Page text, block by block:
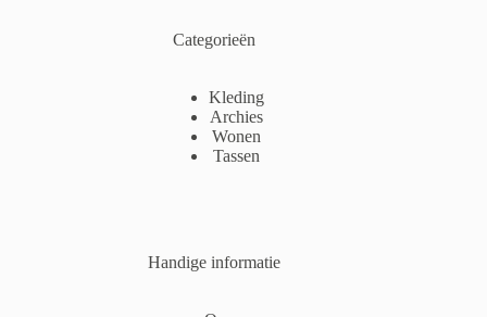
Categorieën
Kleding
Archies
Wonen
Tassen
Handige informatie